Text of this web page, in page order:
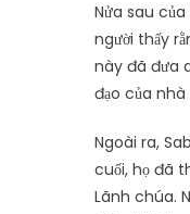
Nửa sau
người thấy
này đã đưa
đạo của
Ngoài ra,
cuối, họ đã
Lãnh chúa.